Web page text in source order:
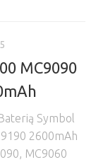
MC9090
Symbol
2600mAh
MC9060